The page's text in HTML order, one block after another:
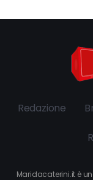
Redazione
Maridacaterini.it è